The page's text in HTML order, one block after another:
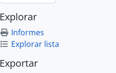
Explorar
Informes
Explorar lista
Exportar